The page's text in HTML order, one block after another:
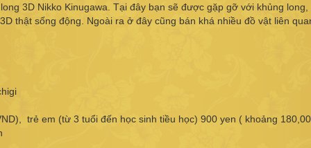
3D Nikko Kinugawa. Tại đây bạn sẽ được gặp gỡ với khủng long,
thật sống động. Ngoài ra ở đây cũng bán khá nhiều đồ vật liên
trẻ em (từ 3 tuổi đến học sinh tiều học) 900 yen ( khoảng